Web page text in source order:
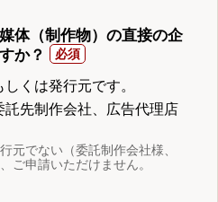
体（制作物）の直接の企
か？
くは発行元です。
託先制作会社、広告代理店
元でない（委託制作会社様、
ご申請いただけません。